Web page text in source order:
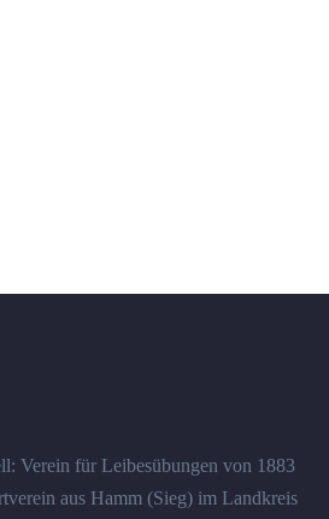
Verein für Leibesübungen von 1883
aus Hamm (Sieg) im Landkreis